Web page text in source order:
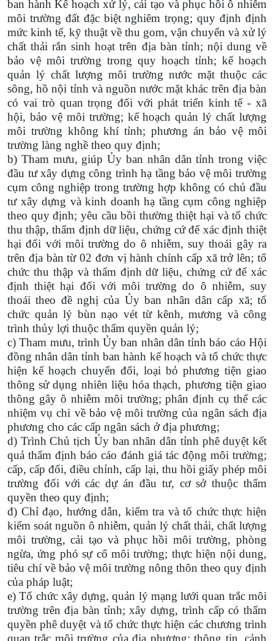
ban hành Kế hoạch xử lý, cải tạo và phục hồi ô nhiễm
môi trường đất đặc biệt nghiêm trọng; quy định định
mức kinh tế, kỹ thuật về thu gom, vận chuyển và xử lý
chất thải rắn sinh hoạt trên địa bàn tỉnh; nội dung về
bảo vệ môi trường trong quy hoạch tỉnh; kế hoạch
quản lý chất lượng môi trường nước mặt thuộc các
sông, hồ nội tỉnh và nguồn nước mặt khác trên địa bàn
có vai trò quan trọng đối với phát triển kinh tế - xã
hội, bảo vệ môi trường; kế hoạch quản lý chất lượng
môi trường không khí tỉnh; phương án bảo vệ môi
trường làng nghề theo quy định;
b) Tham mưu, giúp Ủy ban nhân dân tỉnh trong việc
đầu tư xây dựng công trình hạ tầng bảo vệ môi trường
cụm công nghiệp trong trường hợp không có chủ đầu
tư xây dựng và kinh doanh hạ tầng cụm công nghiệp
theo quy định; yêu cầu bồi thường thiệt hại và tổ chức
thu thập, thẩm định dữ liệu, chứng cứ để xác định thiệt
hại đối với môi trường do ô nhiễm, suy thoái gây ra
trên địa bàn từ 02 đơn vị hành chính cấp xã trở lên; tổ
chức thu thập và thẩm định dữ liệu, chứng cứ để xác
định thiệt hại đối với môi trường do ô nhiễm, suy
thoái theo đề nghị của Ủy ban nhân dân cấp xã; tổ
chức quản lý bùn nạo vét từ kênh, mương và công
trình thủy lợi thuộc thẩm quyền quản lý;
c) Tham mưu, trình Ủy ban nhân dân tỉnh báo cáo Hội
đồng nhân dân tỉnh ban hành kế hoạch và tổ chức thực
hiện kế hoạch chuyển đổi, loại bỏ phương tiện giao
thông sử dụng nhiên liệu hóa thạch, phương tiện giao
thông gây ô nhiễm môi trường; phân định cụ thể các
nhiệm vụ chi về bảo vệ môi trường của ngân sách địa
phương cho các cấp ngân sách ở địa phương;
d) Trình Chủ tịch Ủy ban nhân dân tỉnh phê duyệt kết
quả thẩm định báo cáo đánh giá tác động môi trường;
cấp, cấp đổi, điều chỉnh, cấp lại, thu hồi giấy phép môi
trường đối với các dự án đầu tư, cơ sở thuộc thẩm
quyền theo quy định;
đ) Chỉ đạo, hướng dẫn, kiểm tra và tổ chức thực hiện
kiểm soát nguồn ô nhiễm, quản lý chất thải, chất lượng
môi trường, cải tạo và phục hồi môi trường, phòng
ngừa, ứng phó sự cố môi trường; thực hiện nội dung,
tiêu chí về bảo vệ môi trường nông thôn theo quy định
của pháp luật;
e) Tổ chức xây dựng, quản lý mạng lưới quan trắc môi
trường trên địa bàn tỉnh; xây dựng, trình cấp có thẩm
quyền phê duyệt và tổ chức thực hiện các chương trình
quan trắc môi trường của địa phương; thông tin, cảnh